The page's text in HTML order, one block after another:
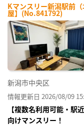
Kマンスリー新潟駅前
屋】(No.841792)
新潟市中央区
情報更新日 2026/08/09
【複数名利用可能・駅
向けマンスリー！